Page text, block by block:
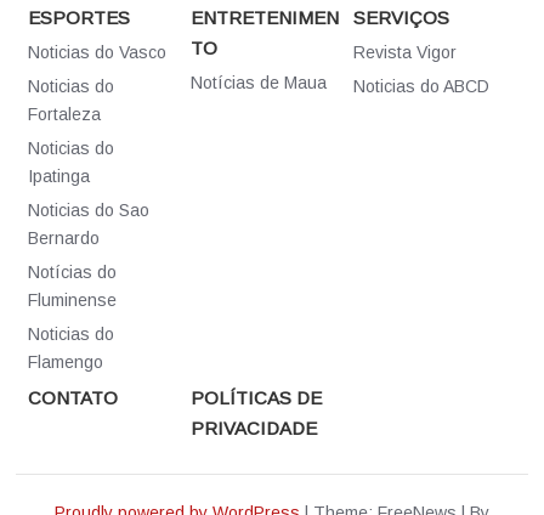
ESPORTES
Noticias do Vasco
Noticias do
Fortaleza
Noticias do
Ipatinga
Noticias do Sao
Bernardo
Notícias do
Fluminense
Noticias do
Flamengo
ENTRETENIMEN
TO
Notícias de Maua
SERVIÇOS
Revista Vigor
Noticias do ABCD
CONTATO
POLÍTICAS DE
PRIVACIDADE